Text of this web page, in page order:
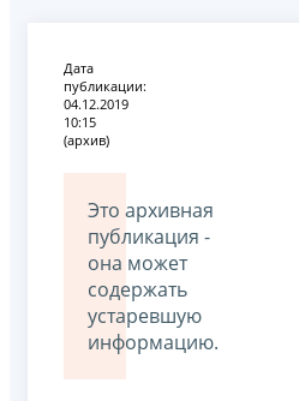
Дата
публикации:
04.12.2019
10:15
(архив)
Это архивная
публикация -
она может
содержать
устаревшую
информацию.